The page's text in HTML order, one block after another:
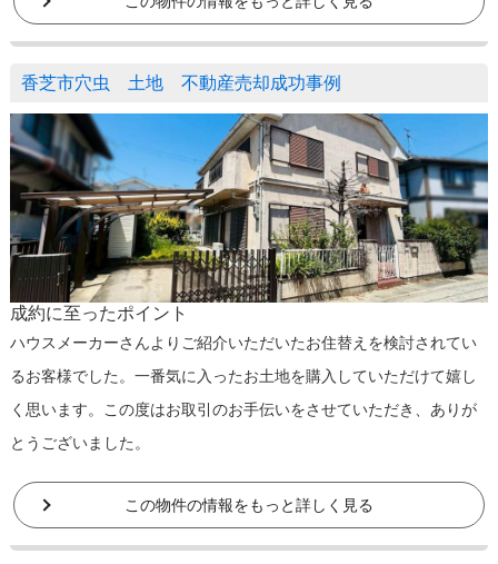
香芝市穴虫 土地 不動産売却成功事例
成約に至ったポイント
ハウスメーカーさんよりご紹介いただいたお住替えを検討されてい
るお客様でした。一番気に入ったお土地を購入していただけて嬉し
く思います。この度はお取引のお手伝いをさせていただき、ありが
とうございました。
この物件の情報をもっと詳しく見る